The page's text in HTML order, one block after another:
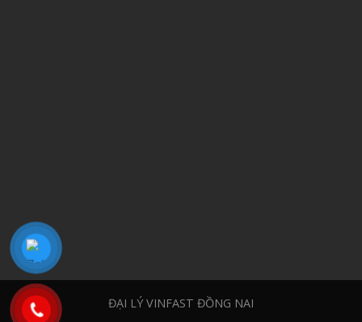
ĐẠI LÝ VINFAST ĐỒNG NAI